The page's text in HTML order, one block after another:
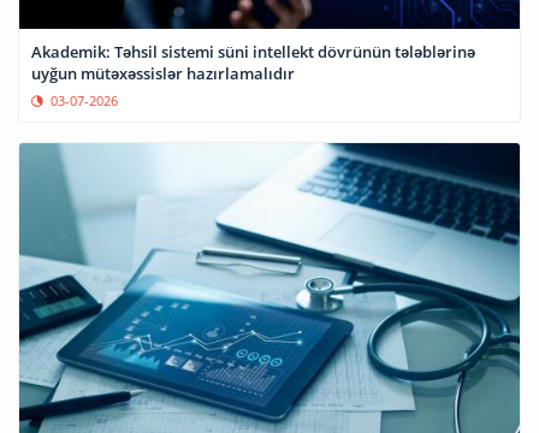
Akademik: Təhsil sistemi süni intellekt dövrünün tələblərinə
uyğun mütəxəssislər hazırlamalıdır
03-07-2026